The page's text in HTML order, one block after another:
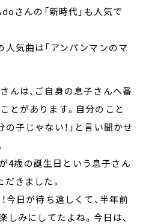
さんの「新時代」も人気で
気曲は「アンパンマンのマ
んは、ご自身の息子さんへ番
とがあります。自分のこと
子じゃない！」と言い聞かせ
が4歳の誕生日という息子さん
きました。
今日が待ち遠しくて、半年前
しみにしてたよね。今日は、